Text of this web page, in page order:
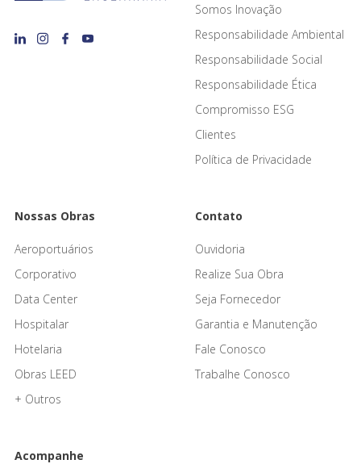
Somos Inovação
Responsabilidade Ambiental
Responsabilidade Social
Responsabilidade Ética
Compromisso ESG
Clientes
Política de Privacidade
Nossas Obras
Aeroportuários
Corporativo
Data Center
Hospitalar
Hotelaria
Obras LEED
+ Outros
Contato
Ouvidoria
Realize Sua Obra
Seja Fornecedor
Garantia e Manutenção
Fale Conosco
Trabalhe Conosco
Acompanhe